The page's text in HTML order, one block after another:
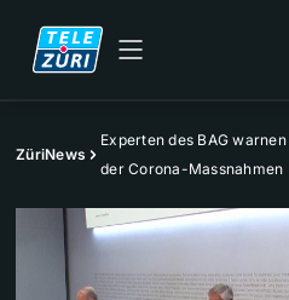
ZüriNews
Experten des BAG
der Corona-Massnahmen